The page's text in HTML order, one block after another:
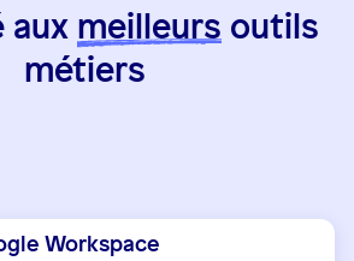
aux meilleurs outils
métiers
Workspace